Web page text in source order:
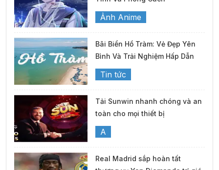
Ảnh Anime
Bãi Biển Hồ Tràm: Vẻ Đẹp Yên
Bình Và Trải Nghiệm Hấp Dẫn
Tin tức
Tải Sunwin nhanh chóng và an
toàn cho mọi thiết bị
A
Real Madrid sắp hoàn tất